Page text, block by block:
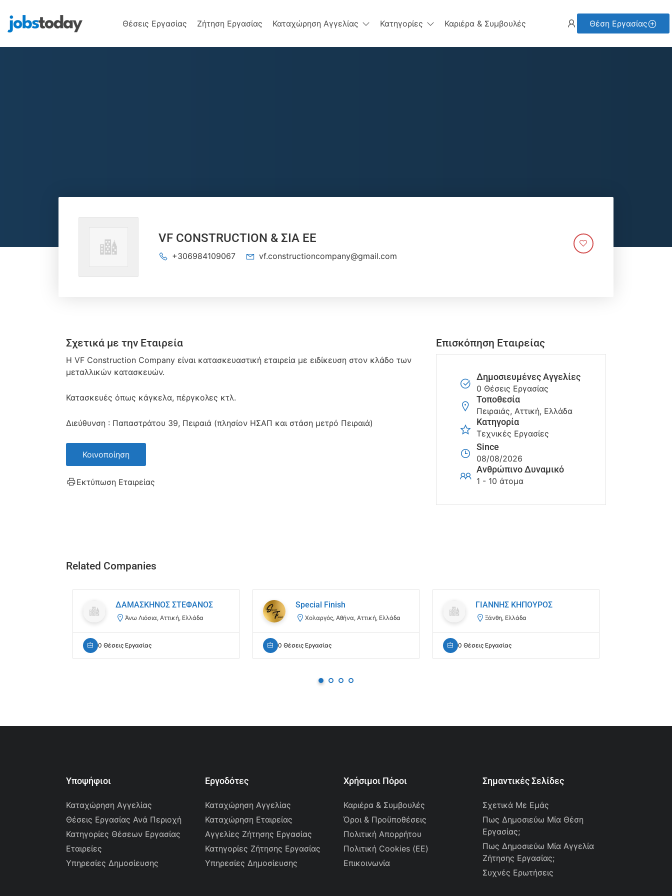
Θέσεις Εργασίας Ζήτηση Εργασίας Καταχώρηση Αγγελίας Κατηγορίες Καριέρα & Συμβουλές Θέση Εργασίας
VF CONSTRUCTION & ΣΙΑ EE
+306984109067 vf.constructioncompany@gmail.com
Σχετικά με την Εταιρεία
Η VF Construction Company είναι κατασκευαστική εταιρεία με ειδίκευση στον κλάδο των
μεταλλικών κατασκευών.
Κατασκευές όπως κάγκελα, πέργκολες κτλ.
Διεύθυνση : Παπαστράτου 39, Πειραιά (πλησίον ΗΣΑΠ και στάση μετρό Πειραιά)
Κοινοποίηση
Εκτύπωση Εταιρείας
Επισκόπηση Εταιρείας
Δημοσιευμένες Αγγελίες
0 Θέσεις Εργασίας
Τοποθεσία
Πειραιάς, Αττική, Ελλάδα
Κατηγορία
Τεχνικές Εργασίες
Since
08/08/2026
Ανθρώπινο Δυναμικό
1 - 10 άτομα
Related Companies
ΔΑΜΑΣΚΗΝΟΣ ΣΤΕΦΑΝΟΣ
Άνω Λιόσια, Αττική, Ελλάδα
0 Θέσεις Εργασίας
Special Finish
Χολαργός, Αθήνα, Αττική, Ελλάδα
0 Θέσεις Εργασίας
ΓΙΑΝΝΗΣ ΚΗΠΟΥΡΟΣ
Ξάνθη, Ελλάδα
0 Θέσεις Εργασίας
Υποψήφιοι
Καταχώρηση Αγγελίας
Θέσεις Εργασίας Ανά Περιοχή
Κατηγορίες Θέσεων Εργασίας
Εταιρείες
Υπηρεσίες Δημοσίευσης
Εργοδότες
Καταχώρηση Αγγελίας
Καταχώρηση Εταιρείας
Αγγελίες Ζήτησης Εργασίας
Κατηγορίες Ζήτησης Εργασίας
Υπηρεσίες Δημοσίευσης
Χρήσιμοι Πόροι
Καριέρα & Συμβουλές
Όροι & Προϋποθέσεις
Πολιτική Απορρήτου
Πολιτική Cookies (ΕΕ)
Επικοινωνία
Σημαντικές Σελίδες
Σχετικά Με Εμάς
Πως Δημοσιεύω Μία Θέση
Εργασίας;
Πως Δημοσιεύω Μία Αγγελία
Ζήτησης Εργασίας;
Συχνές Ερωτήσεις